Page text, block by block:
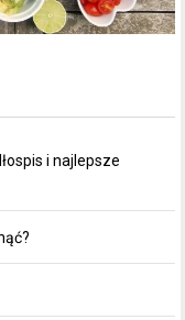
i najlepsze